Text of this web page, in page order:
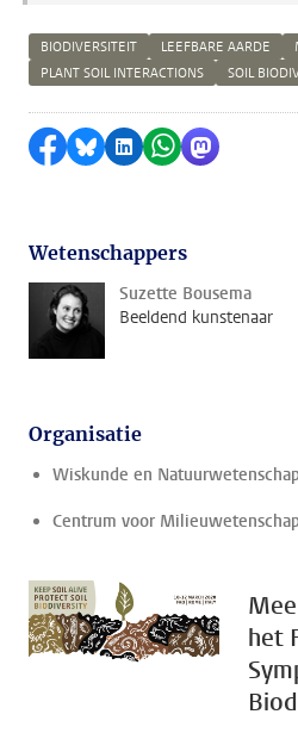
BIODIVERSITEIT LEEFBARE AARDE
PLANT SOIL INTERACTIONS
SOIL
Delen op Facebook
Delen via Bluesky
Delen op LinkedIn
Delen via
Delen via
Wetenschappers
Suzette Bousema
Beeldend kunstenaar
Organisatie
Wiskunde en
Centrum voor
het